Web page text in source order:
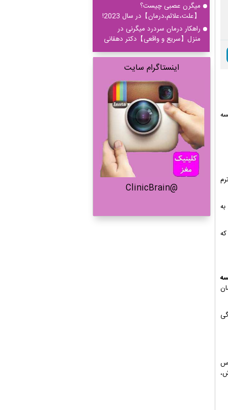
40 جلسه
میگرن عصبی چیست؟
【علت،علائم،درمان】در سال 2023!
راهکار درمان سردرد میگرنی در
منزل【سریع و واقعی】دکتر دهقانی
اینستاگرام سایت
@ClinicBrain